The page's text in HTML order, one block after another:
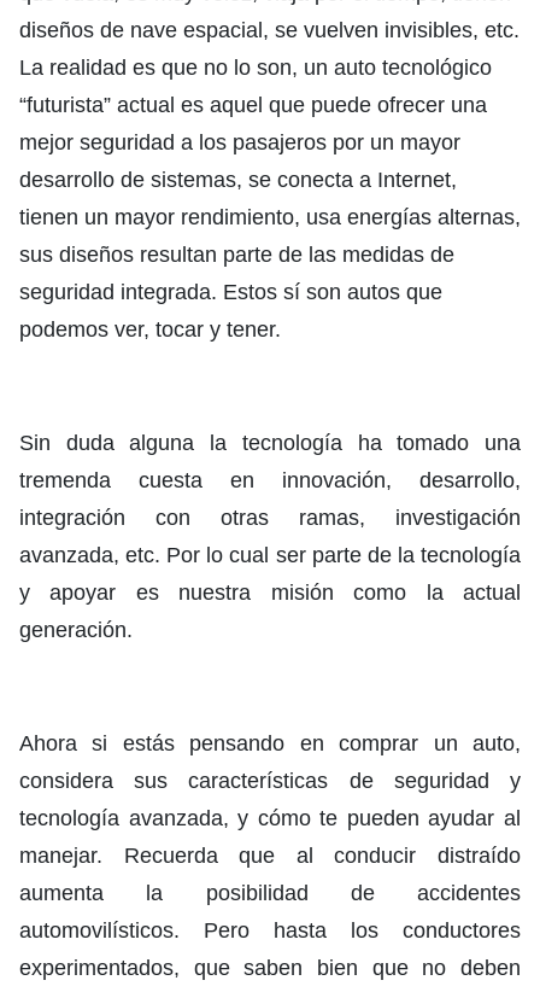
diseños de nave espacial, se vuelven invisibles, etc.
La realidad es que no lo son, un auto tecnológico
“futurista” actual es aquel que puede ofrecer una
mejor seguridad a los pasajeros por un mayor
desarrollo de sistemas, se conecta a Internet,
tienen un mayor rendimiento, usa energías alternas,
sus diseños resultan parte de las medidas de
seguridad integrada. Estos sí son autos que
podemos ver, tocar y tener.
Sin duda alguna la tecnología ha tomado una
tremenda cuesta en innovación, desarrollo,
integración con otras ramas, investigación
avanzada, etc. Por lo cual ser parte de la tecnología
y apoyar es nuestra misión como la actual
generación.
Ahora si estás pensando en comprar un auto,
considera sus características de seguridad y
tecnología avanzada, y cómo te pueden ayudar al
manejar. Recuerda que al conducir distraído
aumenta la posibilidad de accidentes
automovilísticos. Pero hasta los conductores
experimentados, que saben bien que no deben